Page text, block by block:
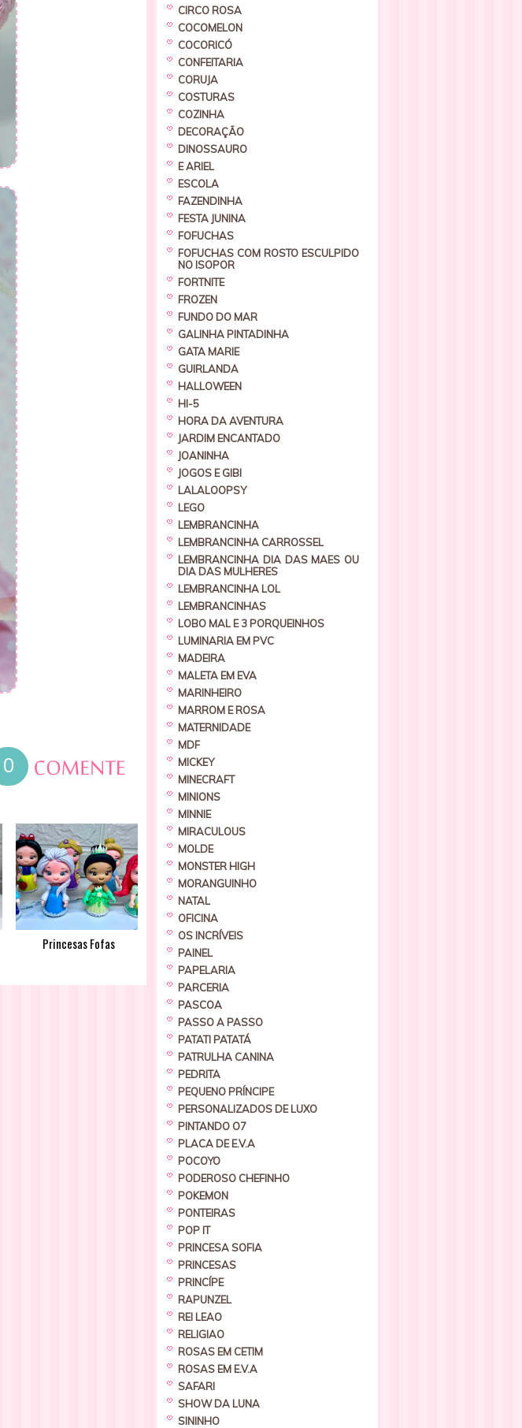
0
Princesas Fofas
CIRCO ROSA
COCOMELON
COCORICÓ
CONFEITARIA
CORUJA
COSTURAS
COZINHA
DECORAÇÃO
DINOSSAURO
E ARIEL
ESCOLA
FAZENDINHA
FESTA JUNINA
FOFUCHAS
FOFUCHAS COM ROSTO ESCULPIDO
NO ISOPOR
FORTNITE
FROZEN
FUNDO DO MAR
GALINHA PINTADINHA
GATA MARIE
GUIRLANDA
HALLOWEEN
HI-5
HORA DA AVENTURA
JARDIM ENCANTADO
JOANINHA
JOGOS E GIBI
LALALOOPSY
LEGO
LEMBRANCINHA
LEMBRANCINHA CARROSSEL
LEMBRANCINHA DIA DAS MAES OU
DIA DAS MULHERES
LEMBRANCINHA LOL
LEMBRANCINHAS
LOBO MAL E 3 PORQUEINHOS
LUMINARIA EM PVC
MADEIRA
MALETA EM EVA
MARINHEIRO
MARROM E ROSA
MATERNIDADE
MDF
MICKEY
MINECRAFT
MINIONS
MINNIE
MIRACULOUS
MOLDE
MONSTER HIGH
MORANGUINHO
NATAL
OFICINA
OS INCRÍVEIS
PAINEL
PAPELARIA
PARCERIA
PASCOA
PASSO A PASSO
PATATI PATATÁ
PATRULHA CANINA
PEDRITA
PEQUENO PRÍNCIPE
PERSONALIZADOS DE LUXO
PINTANDO O7
PLACA DE E.V.A
POCOYO
PODEROSO CHEFINHO
POKEMON
PONTEIRAS
POP IT
PRINCESA SOFIA
PRINCESAS
PRINCÍPE
RAPUNZEL
REI LEAO
RELIGIAO
ROSAS EM CETIM
ROSAS EM E.V.A
SAFARI
SHOW DA LUNA
SININHO